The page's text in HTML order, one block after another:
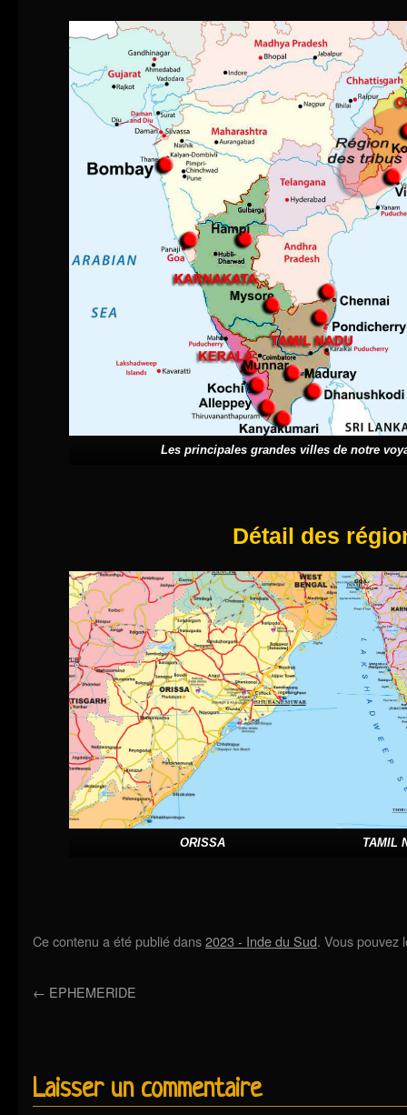
Les principales grandes villes de notre
Détail des
ORISSA TAMIL
Ce contenu a été publié dans2023 - Inde du Sud. Vous pouvez
← EPHEMERIDE
Laisser un commentaire